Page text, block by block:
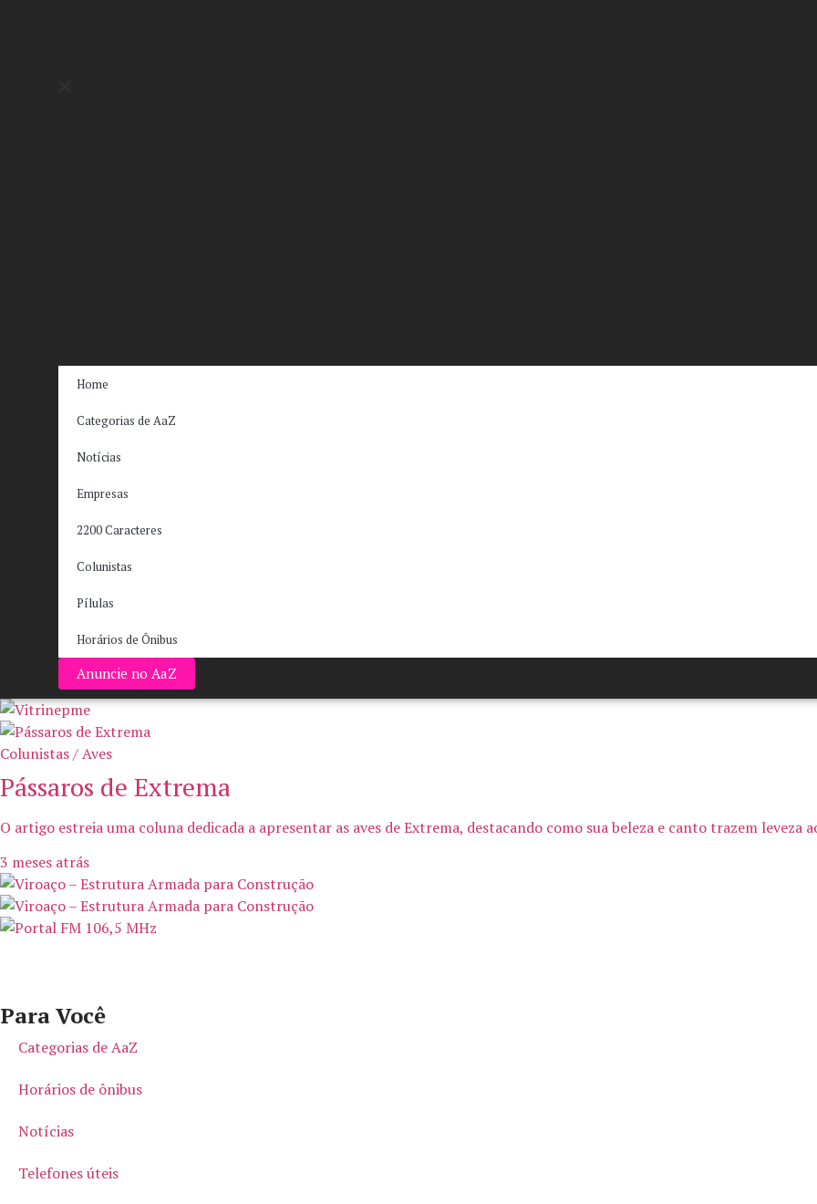
Home
Categorias de AaZ
Notícias
Empresas
2200 Caracteres
Colunistas
Pílulas
Horários de Ônibus
Anuncie no AaZ
Colunistas / Aves
Pássaros de Extrema
O artigo estreia uma coluna dedicada a apresentar as aves de Extrema, destacando como sua beleza e canto trazem leveza
3 meses atrás
Para Você
Categorias de AaZ
Horários de ônibus
Notícias
Telefones úteis